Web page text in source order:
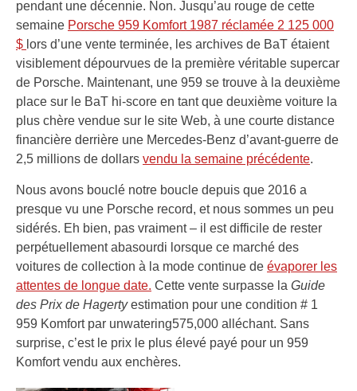
pendant une décennie. Non. Jusqu’au rouge de cette
semaine Porsche 959 Komfort 1987 réclamée 2 125 000
$ lors d’une vente terminée, les archives de BaT étaient
visiblement dépourvues de la première véritable supercar
de Porsche. Maintenant, une 959 se trouve à la deuxième
place sur le BaT hi-score en tant que deuxième voiture la
plus chère vendue sur le site Web, à une courte distance
financière derrière une Mercedes-Benz d’avant-guerre de
2,5 millions de dollars vendu la semaine précédente.
Nous avons bouclé notre boucle depuis que 2016 a
presque vu une Porsche record, et nous sommes un peu
sidérés. Eh bien, pas vraiment – il est difficile de rester
perpétuellement abasourdi lorsque ce marché des
voitures de collection à la mode continue de évaporer les
attentes de longue date. Cette vente surpasse la Guide
des Prix de Hagertyestimation pour une condition # 1
959 Komfort par unwatering575,000 alléchant. Sans
surprise, c’est le prix le plus élevé payé pour un 959
Komfort vendu aux enchères.